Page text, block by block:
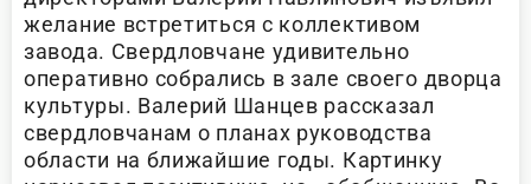
желание встретиться с коллективом
завода. Свердловчане удивительно
оперативно собрались в зале своего дворца
культуры. Валерий Шанцев рассказал
свердловчанам о планах руководства
области на ближайшие годы. Картинку